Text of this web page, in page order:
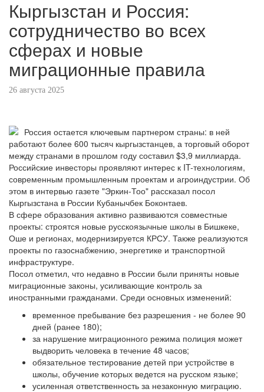
Кыргызстан и Россия:
сотрудничество во всех
сферах и новые
миграционные правила
26 августа 2025
Россия остается ключевым партнером страны: в ней
работают более 600 тысяч кыргызстанцев, а торговый оборот
между странами в прошлом году составил $3,9 миллиарда.
Российские инвесторы проявляют интерес к IT-технологиям,
современным промышленным проектам и агроиндустрии. Об
этом в интервью газете "Эркин-Тоо" рассказал посол
Кыргызстана в России Кубанычбек Боконтаев.
В сфере образования активно развиваются совместные
проекты: строятся новые русскоязычные школы в Бишкеке,
Оше и регионах, модернизируется КРСУ. Также реализуются
проекты по газоснабжению, энергетике и транспортной
инфраструктуре.
Посол отметил, что недавно в России были приняты новые
миграционные законы, усиливающие контроль за
иностранными гражданами. Среди основных изменений:
временное пребывание без разрешения - не более 90
дней (ранее 180);
за нарушение миграционного режима полиция может
выдворить человека в течение 48 часов;
обязательное тестирование детей при устройстве в
школы, обучение которых ведется на русском языке;
усиленная ответственность за незаконную миграцию.